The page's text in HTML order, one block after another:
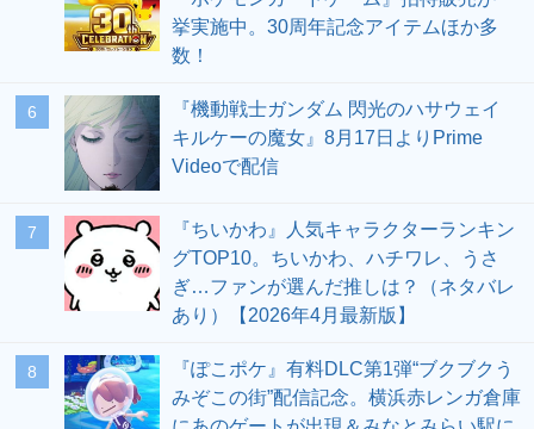
挙実施中。30周年記念アイテムほか多
数！
6
『機動戦士ガンダム 閃光のハサウェイ
キルケーの魔女』8月17日よりPrime
Videoで配信
7
『ちいかわ』人気キャラクターランキン
グTOP10。ちいかわ、ハチワレ、うさ
ぎ…ファンが選んだ推しは？（ネタバレ
あり）【2026年4月最新版】
8
『ぽこポケ』有料DLC第1弾“ブクブクう
みぞこの街”配信記念。横浜赤レンガ倉庫